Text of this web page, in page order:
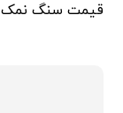
قیمت سنگ نمک